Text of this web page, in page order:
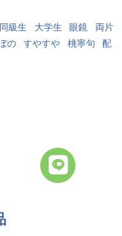
研究会」。
ずだが…
照的。
けにいった結果。
同級生 大学生 眼鏡
両片
の すやすや 桃寧句
配